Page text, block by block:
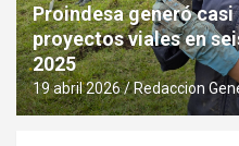
Proindesa generó
proyectos viales en
2025
19 abril 2026 Redaccion